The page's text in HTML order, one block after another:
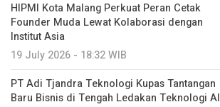
HIPMI Kota Malang Perkuat Peran Cetak
Founder Muda Lewat Kolaborasi dengan
Institut Asia
19 July 2026 - 18:32 WIB
PT Adi Tjandra Teknologi Kupas Tantangan
Baru Bisnis di Tengah Ledakan Teknologi AI